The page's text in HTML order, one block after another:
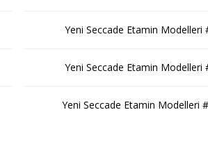
Yeni Seccade Etamin Modelleri
Yeni Seccade Etamin Modelleri
Yeni Seccade Etamin Modelleri